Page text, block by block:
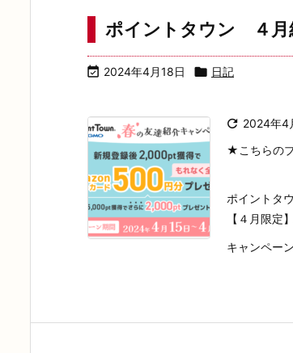
ポイントタウン ４
 2024年4月18日  日記
 2024年4
★こちらの
ポイントタ
【４月限定
キャンペー